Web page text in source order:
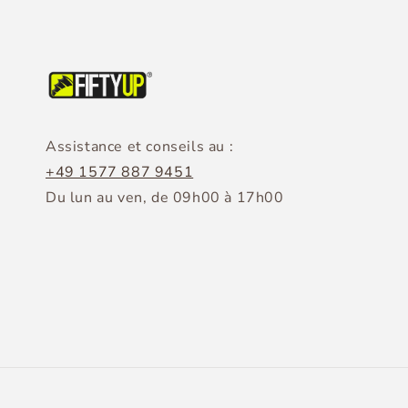
Assistance et conseils au :
+49 1577 887 9451
Du lun au ven, de 09h00 à 17h00